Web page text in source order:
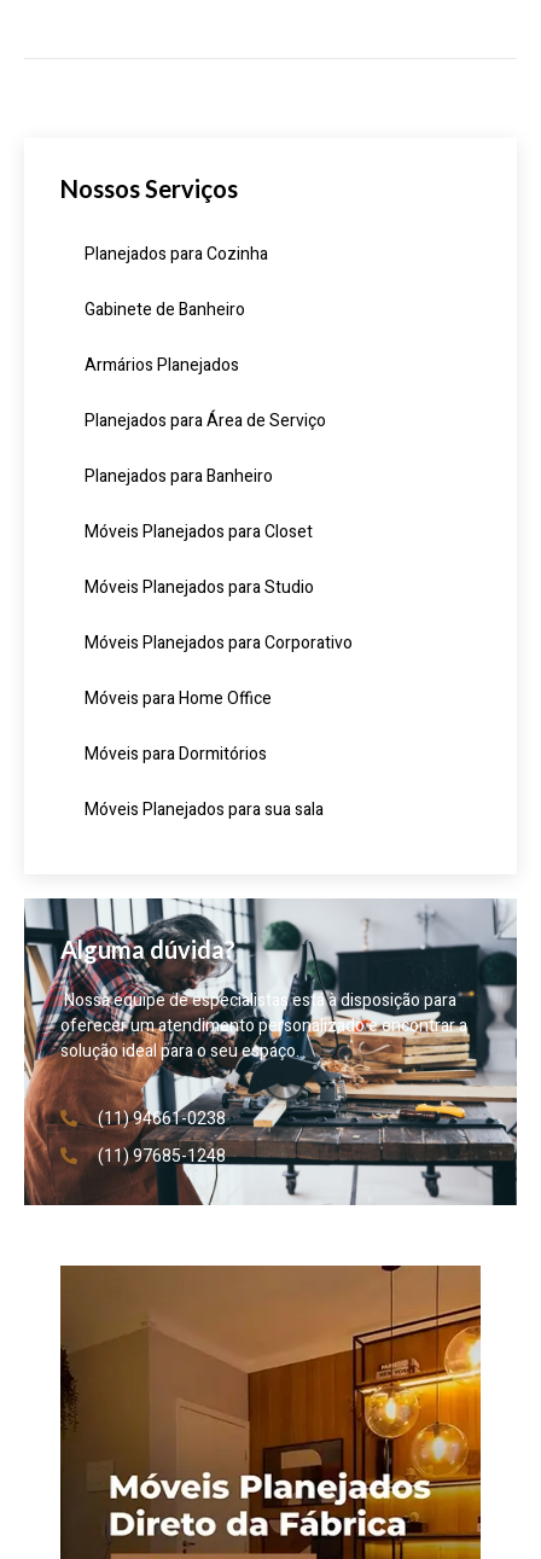
Nossos Serviços
Planejados para Cozinha
Gabinete de Banheiro
Armários Planejados
Planejados para Área de Serviço
Planejados para Banheiro
Móveis Planejados para Closet
Móveis Planejados para Studio
Móveis Planejados para Corporativo
Móveis para Home Office
Móveis para Dormitórios
Móveis Planejados para sua sala
Alguma dúvida?
Nossa equipe de especialistas está à disposição para
oferecer um atendimento personalizado e encontrar a
solução ideal para o seu espaço.
(11) 94661-0238
(11) 97685-1248